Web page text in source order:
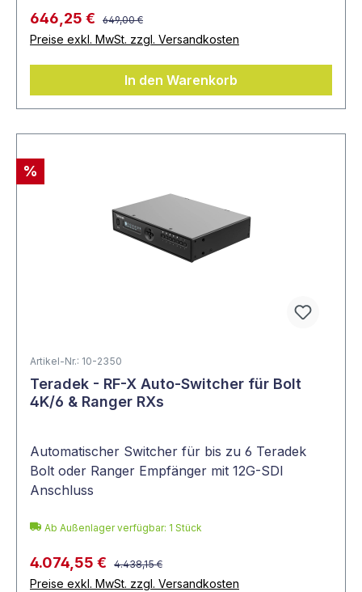
646,25 € 649,00 €
Preise exkl. MwSt. zzgl. Versandkosten
In den Warenkorb
%
Artikel-Nr.: 10-2350
Teradek - RF-X Auto-Switcher für Bolt
4K/6 & Ranger RXs
Automatischer Switcher für bis zu 6 Teradek
Bolt oder Ranger Empfänger mit 12G-SDI
Anschluss
Ab Außenlager verfügbar: 1 Stück
4.074,55 € 4.438,15 €
Preise exkl. MwSt. zzgl. Versandkosten